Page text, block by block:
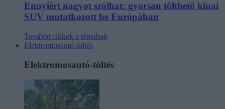
Ennyiért nagyot szólhat: gyorsan tölthető kínai
SUV mutatkozott be Európában
További cikkek a témában
Elektromosautó-töltés
Elektromosautó-töltés